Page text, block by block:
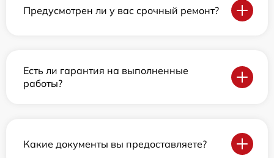
Предусмотрен ли у вас срочный ремонт?
Есть ли гарантия на выполненные
работы?
Какие документы вы предоставляете?